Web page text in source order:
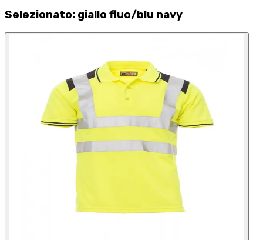
Selezionato: giallo fluo/blu navy